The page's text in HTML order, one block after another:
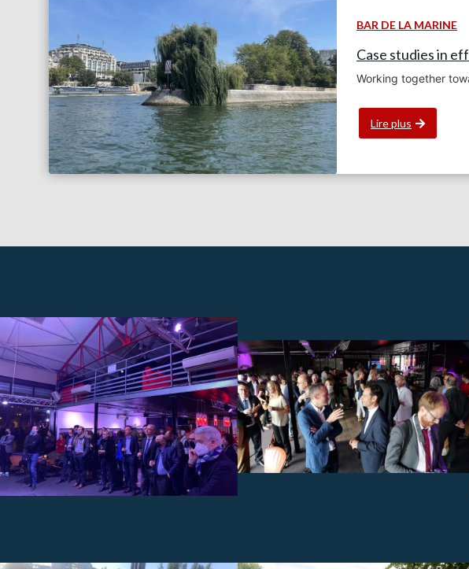
BAR DE LA MARINE
Case studies in
Working together
Lire plus